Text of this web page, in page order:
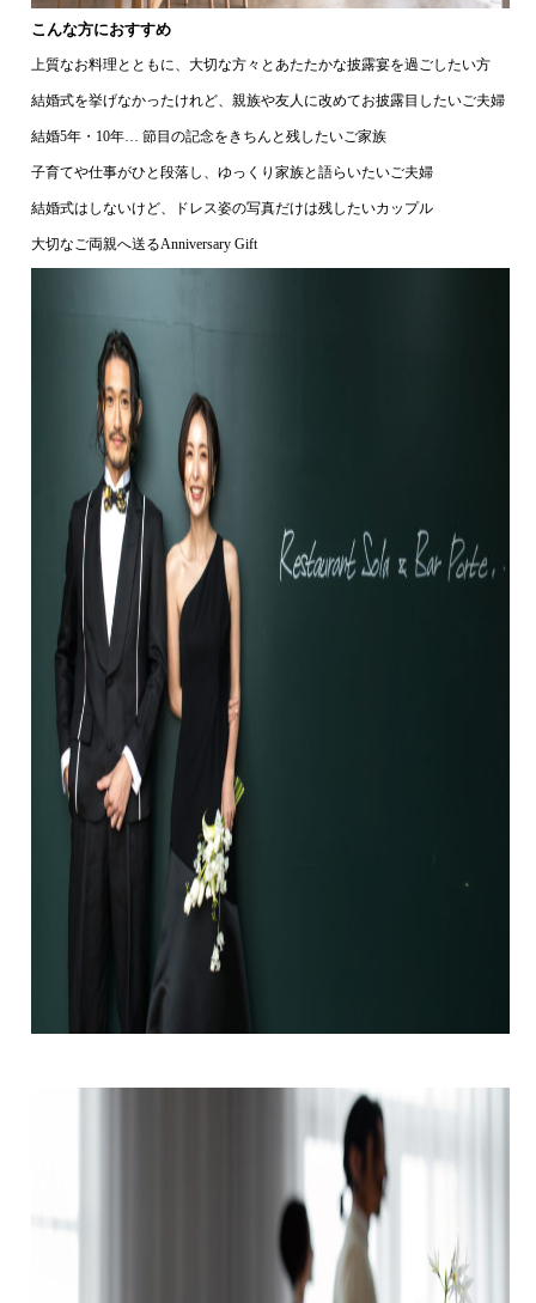
こんな方におすすめ
上質なお料理とともに、大切な方々とあたたかな披露宴を過ごしたい方
結婚式を挙げなかったけれど、親族や友人に改めてお披露目したいご夫婦
結婚5年・10年… 節目の記念をきちんと残したいご家族
子育てや仕事がひと段落し、ゆっくり家族と語らいたいご夫婦
結婚式はしないけど、ドレス姿の写真だけは残したいカップル
大切なご両親へ送るAnniversary Gift